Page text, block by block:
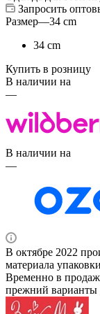
Запросить
Размер—34 cm
34 cm
Купить в розницу
В наличии на
—
В наличии на
—
В октябре 2022
материала
Временно в
прежний варианты